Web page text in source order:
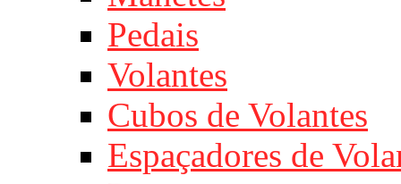
Pedais
Volantes
Cubos de Volantes
Espaçadores de